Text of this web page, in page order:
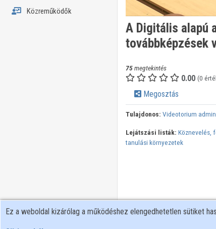
Közreműködők
A Digitális alapú
továbbképzések
75megtekintés
0.00 (0
Megosztás
Tulajdonos: Videotorium admin
Lejátszási listák: Köznevelés,
tanulási környezetek
Ez a weboldal kizárólag a működéshez elengedhetetlen sütiket